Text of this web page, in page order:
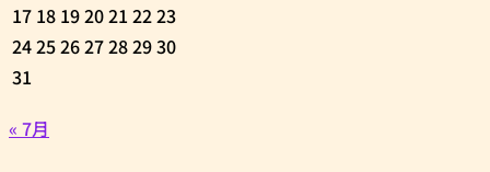
17 18 1920212223
24252627282930
31
« 7月